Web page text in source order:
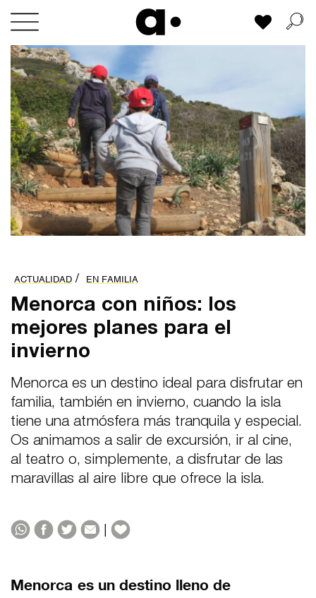
Skip
content
Mi lista
ACTUALIDAD / EN FAMILIA
Menorca con niños: los
mejores planes para el
invierno
Menorca es un destino ideal para disfrutar en
familia, también en invierno, cuando la isla
tiene una atmósfera más tranquila y especial.
Os animamos a salir de excursión, ir al cine,
al teatro o, simplemente, a disfrutar de las
maravillas al aire libre que ofrece la isla.
|
Menorca es un destino lleno de